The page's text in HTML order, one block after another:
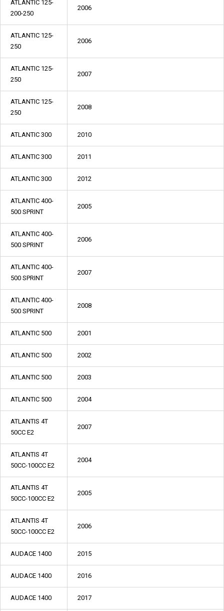
ATLANTIC 125-
200-250
2006
ATLANTIC 125-
250
2006
ATLANTIC 125-
250
2007
ATLANTIC 125-
250
2008
ATLANTIC 300 2010
ATLANTIC 300 2011
ATLANTIC 300 2012
ATLANTIC 400-
500 SPRINT
2005
ATLANTIC 400-
500 SPRINT
2006
ATLANTIC 400-
500 SPRINT
2007
ATLANTIC 400-
500 SPRINT
2008
ATLANTIC 500 2001
ATLANTIC 500 2002
ATLANTIC 500 2003
ATLANTIC 500 2004
ATLANTIS 4T
50CC E2
2007
ATLANTIS 4T
50CC-100CC E2
2004
ATLANTIS 4T
50CC-100CC E2
2005
ATLANTIS 4T
50CC-100CC E2
2006
AUDACE 1400 2015
AUDACE 1400 2016
AUDACE 1400 2017